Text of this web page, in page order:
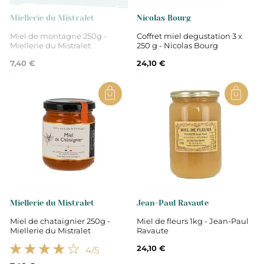
Miellerie du Mistralet
Miel de montagne 250g -
Miellerie du Mistralet
7,40 €
Nicolas Bourg
Coffret miel degustation 3 x
250 g - Nicolas Bourg
24,10 €
Miellerie du Mistralet
Miel de chataignier 250g -
Miellerie du Mistralet
4/5
Jean-Paul Ravaute
Miel de fleurs 1kg - Jean-Paul
Ravaute
24,10 €